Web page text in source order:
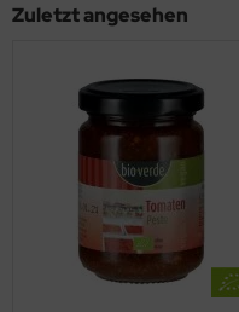
Zuletzt angesehen